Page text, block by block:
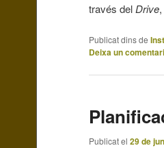
través del Drive
Publicat dins de
Deixa un comentari
Publicat el 29 de